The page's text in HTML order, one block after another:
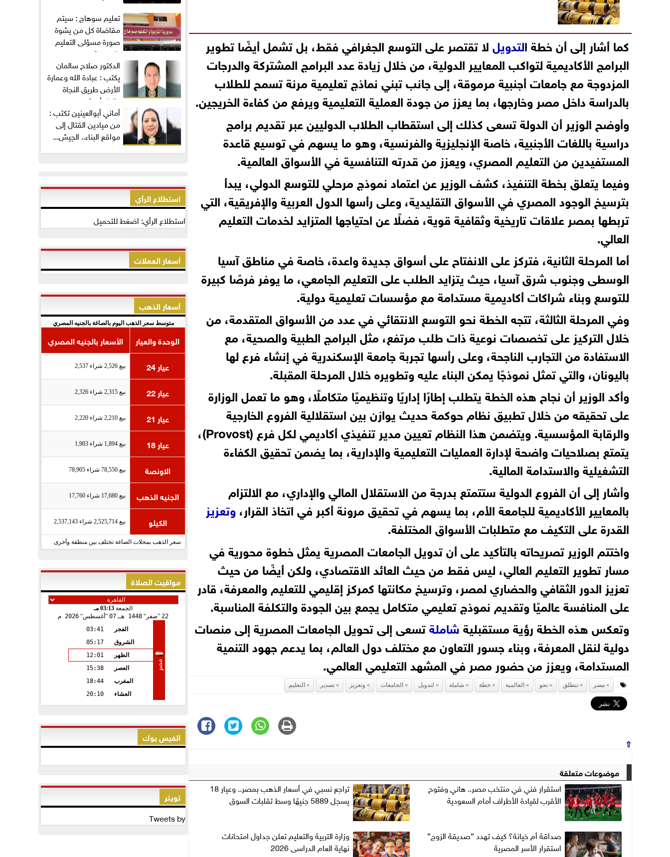
كما أشار إلى أن خطة التدويللا تقتصر على التوسع الجغرافي فقط، بل تشمل أيضًا تطوير
البرامج الأكاديمية لتواكب المعايير الدولية، من خلال زيادة عدد البرامج المشتركة والدرجات
المزدوجة مع جامعات أجنبية مرموقة، إلى جانب تبني نماذج تعليمية مرنة تسمح للطلاب
بالدراسة داخل مصر وخارجها، بما يعزز من جودة العملية التعليمية ويرفع من كفاءة الخريجين.
وأوضح الوزير أن الدولة تسعى كذلك إلى استقطاب الطلاب الدوليين عبر تقديم برامج
دراسية باللغات الأجنبية، خاصة الإنجليزية والفرنسية، وهو ما يسهم في توسيع قاعدة
المستفيدين من التعليم المصري، ويعزز من قدرته التنافسية في الأسواق العالمية.
وفيما يتعلق بخطة التنفيذ، كشف الوزير عن اعتماد نموذج مرحلي للتوسع الدولي، يبدأ
بترسيخ الوجود المصري في الأسواق التقليدية، وعلى رأسها الدول العربية والإفريقية، التي
تربطها بمصر علاقات تاريخية وثقافية قوية، فضلًا عن احتياجها المتزايد لخدمات التعليم
العالي.
أما المرحلة الثانية، فتركز على الانفتاح على أسواق جديدة واعدة، خاصة في مناطق آسيا
الوسطى وجنوب شرق آسيا، حيث يتزايد الطلب على التعليم الجامعي، ما يوفر فرصًا كبيرة
للتوسع وبناء شراكات أكاديمية مستدامة مع مؤسسات تعليمية دولية.
وفي المرحلة الثالثة، تتجه الخطة نحو التوسع الانتقائي في عدد من الأسواق المتقدمة، من
خلال التركيز على تخصصات نوعية ذات طلب مرتفع، مثل البرامج الطبية والصحية، مع
الاستفادة من التجارب الناجحة، وعلى رأسها تجربة جامعة الإسكندرية في إنشاء فرع لها
باليونان، والتي تمثل نموذجًا يمكن البناء عليه وتطويره خلال المرحلة المقبلة.
وأكد الوزير أن نجاح هذه الخطة يتطلب إطارًا إداريًا وتنظيميًا متكاملًا، وهو ما تعمل الوزارة
على تحقيقه من خلال تطبيق نظام حوكمة حديث يوازن بين استقلالية الفروع الخارجية
والرقابة المؤسسية. ويتضمن هذا النظام تعيين مدير تنفيذي أكاديمي لكل فرع (Provost)،
يتمتع بصلاحيات واضحة لإدارة العمليات التعليمية والإدارية، بما يضمن تحقيق الكفاءة
التشغيلية والاستدامة المالية.
وأشار إلى أن الفروع الدولية ستتمتع بدرجة من الاستقلال المالي والإداري، مع الالتزام
بالمعايير الأكاديمية للجامعة الأم، بما يسهم في تحقيق مرونة أكبر في اتخاذ القرار،وتعزيز
القدرة على التكيف مع متطلبات الأسواق المختلفة.
واختتم الوزير تصريحاته بالتأكيد على أن تدويل الجامعات المصرية يمثل خطوة محورية في
مسار تطوير التعليم العالي، ليس فقط من حيث العائد الاقتصادي، ولكن أيضًا من حيث
تعزيز الدور الثقافي والحضاري لمصر، وترسيخ مكانتها كمركز إقليمي للتعليم والمعرفة، قادر
على المنافسة عالميًا وتقديم نموذج تعليمي متكامل يجمع بين الجودة والتكلفة المناسبة.
وتعكس هذه الخطة رؤية مستقبليةشاملةتسعى إلى تحويل الجامعات المصرية إلى منصات
دولية لنقل المعرفة، وبناء جسور التعاون مع مختلف دول العالم، بما يدعم جهود التنمية
المستدامة، ويعزز من حضور مصر في المشهد التعليمي العالمي.
مصر تنطلق نحو العالمية خطة شاملة لتدويل الجامعات وتعزيز تصدير التعليم
⇧
موضوعات متعلقة
استقرار فني في منتخب مصر.. هاني وفتوح
الأقرب لقيادة الأطراف أمام السعودية
تراجع نسبي في أسعار الذهب بمصر.. وعيار 18
يسجل 5889 جنيهًا وسط تقلبات السوق
صداقة أم خيانة؟ كيف تهدد ”صديقة الزوج”
استقرار الأسر المصرية
وزارة التربية والتعليم تعلن جداول امتحانات
نهاية العام الدراسى 2026
تعليم سوهاج : سيتم
مقاضاة كل من يشوة
صورة مسؤلى التعليم
بالمديرية...
الدكتور صلاح سالمان
يكتب : عبادة الله وعمارة
الأرض طريق النجاة
والطمأنينة
من ميادين القتال إلى
مواقع البناء.. الجيش...
استطلاع الرأي
استطلاع الرأي: اضغط للتحميل
أسعار العملات
أسعار الذهب
متوسط سعر الذهب اليوم بالصاغة بالجنيه المصري
الوحدة والعيار
الأسعار بالجنيه المصري
عيار 24
بيع 2,526 شراء 2,537
عيار 22 بيع 2,315 شراء 2,326
عيار 21 بيع 2,210 شراء 2,220
عيار 18 بيع 1,894 شراء 1,903
الاونصة بيع 78,550 شراء 78,905
الجنيه الذهب بيع 17,680 شراء 17,760
الكيلو بيع 2,525,714 شراء 2,537,143
سعر الذهب بمحلات الصاغة تختلف بين منطقة وأخرى
مواقيت الصلاة
الجمعة 03:13 مـ
22 صفر 1448 هـ 07 أغسطس 2026 م
مصر
الفجر
03:41
الشروق
05:17
الظهر
12:01
العصر
15:38
المغرب
18:44
العشاء
20:10
الفيس بوك
تويتر
Tweets by